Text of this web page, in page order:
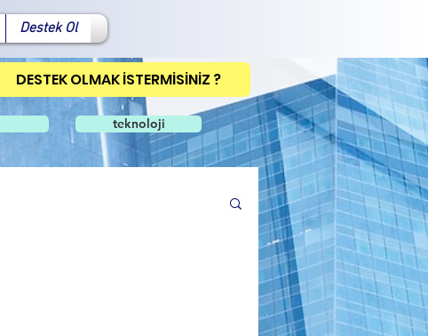
Destek Ol
DESTEK OLMAK İSTERMİSİNİZ ?
teknoloji